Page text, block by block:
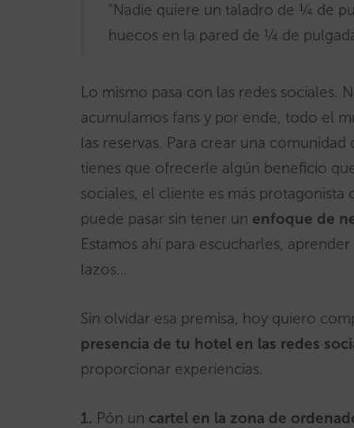
“Nadie quiere un taladro de ¼ de
huecos en la pared de ¼ de
Lo mismo pasa con las redes sociales.
acumulamos fans y por ende, todo el
las reservas. Para crear una
tienes que ofrecerle algún beneficio
sociales, el cliente es más protagonista
puede pasar sin tener un enfoque de
Estamos ahí para escucharles,
lazos…
Sin olvidar esa premisa, hoy quiero
presencia de tu hotel en las redes
proporcionar experiencias.
1. Pón un cartel en la zona de